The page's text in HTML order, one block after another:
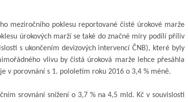
meziročního poklesu reportované čisté úrokové marže
úrokových marží se také do značné míry podílí příliv
s ukončením devizových intervencí ČNB), které byly
vlivu by čistá úroková marže lehce přesáhla
v porovnání s 1. pololetím roku 2016 o 3,4 % méně.
srovnání snížení o 3,7 % na 4,5 mld. Kč v souvislosti